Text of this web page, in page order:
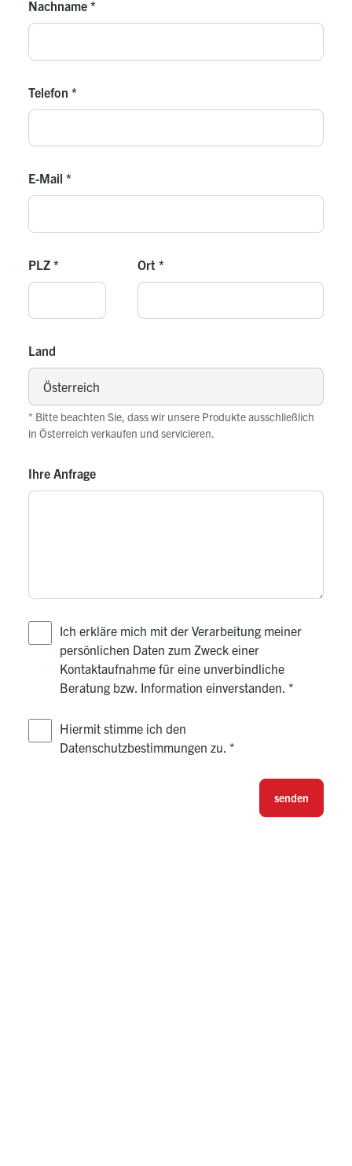
Nachname *
Telefon *
E-Mail *
PLZ * Ort *
Land
* Bitte beachten Sie, dass wir unsere Produkte ausschließlich
in Österreich verkaufen und servicieren.
Ihre Anfrage
Ich erkläre mich mit der Verarbeitung meiner
persönlichen Daten zum Zweck einer
Kontaktaufnahme für eine unverbindliche
Beratung bzw. Information einverstanden. *
Hiermit stimme ich den
Datenschutzbestimmungen zu. *
senden